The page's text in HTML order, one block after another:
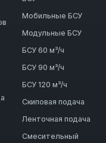
Мобильные БСУ
Модульные БСУ
БСУ 60 м³/ч
БСУ 90 м³/ч
БСУ 120 м³/ч
Скиповая подача
Ленточная подача
Смесительный